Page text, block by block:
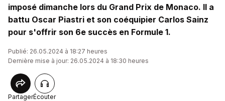
imposé dimanche lors du Grand Prix de Monaco. Il a
battu Oscar Piastri et son coéquipier Carlos Sainz
pour s'offrir son 6e succès en Formule 1.
Publié: 26.05.2024 à 18:27 heures
Dernière mise à jour: 26.05.2024 à 18:30 heures
PartagerÉcouter